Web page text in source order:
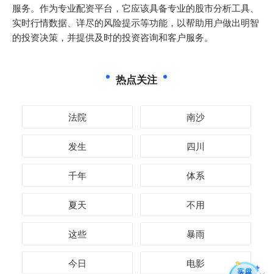
服务。作为专业配资平台，它应该具备专业的股市分析工具、
实时行情数据、详尽的风险提示等功能，以帮助用户做出明智
的投资决策，并提供及时的投资咨询和客户服务。
热点关注
法院 南沙
发生 四川
千年 体系
夏天 不用
这些 暴雨
今日 电影